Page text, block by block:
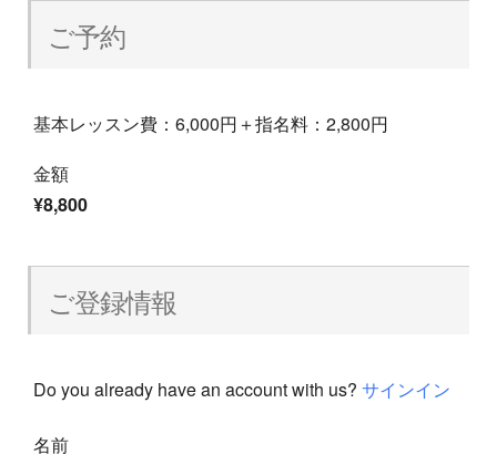
ご予約
基本レッスン費：6,000円＋指名料：2,800円
金額
¥8,800
ご登録情報
Do you already have an account with us? サインイン
名前